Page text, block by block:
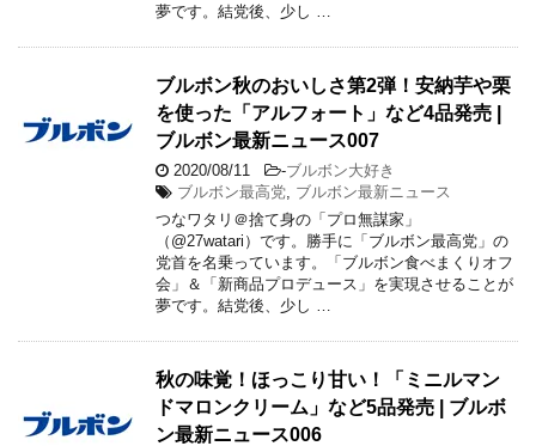
夢です。結党後、少し …
ブルボン秋のおいしさ第2弾！安納芋や栗
を使った「アルフォート」など4品発売 |
ブルボン最新ニュース007
2020/08/11 -ブルボン大好き
ブルボン最高党 ブルボン最新ニュース
つなワタリ＠捨て身の「プロ無謀家」
（@27watari）です。勝手に「ブルボン最高党」の
党首を名乗っています。「ブルボン食べまくりオフ
会」＆「新商品プロデュース」を実現させることが
夢です。結党後、少し …
秋の味覚！ほっこり甘い！「ミニルマン
ドマロンクリーム」など5品発売 | ブルボ
ン最新ニュース006